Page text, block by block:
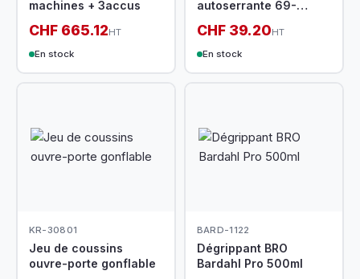
machines + 3accus
CHF 665.12HT
En stock
autoserrante 69-
CHF 39.20HT
En stock
KR-30801
Jeu de coussins
ouvre-porte gonflable
BARD-1122
Dégrippant BRO
Bardahl Pro 500ml